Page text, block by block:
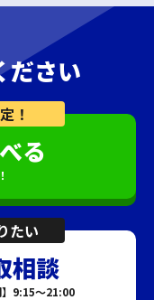
ださい
！
る
たい
相談
9:15～21:00